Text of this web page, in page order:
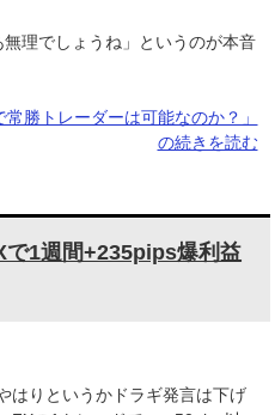
理でしょうね」というのが本音
勝トレーダーは可能なのか？」
の続きを読む
で1週間+235pips爆利益
はりというかドラギ発言は下げ